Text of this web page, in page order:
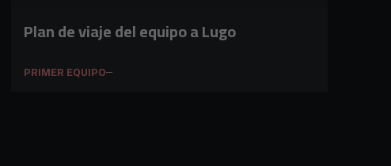
Plan de viaje del equipo a Lugo
PRIMER EQUIPO